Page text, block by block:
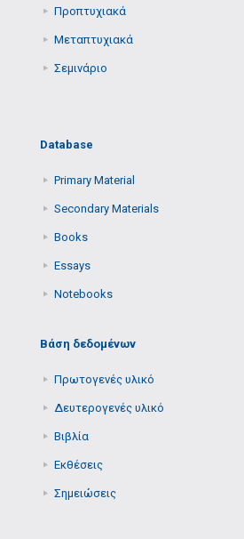
Προπτυχιακά
Μεταπτυχιακά
Σεμινάριο
Database
Primary Μaterial
Secondary Μaterials
Books
Essays
Notebooks
Βάση δεδομένων
Πρωτογενές υλικό
Δευτερογενές υλικό
Βιβλία
Εκθέσεις
Σημειώσεις